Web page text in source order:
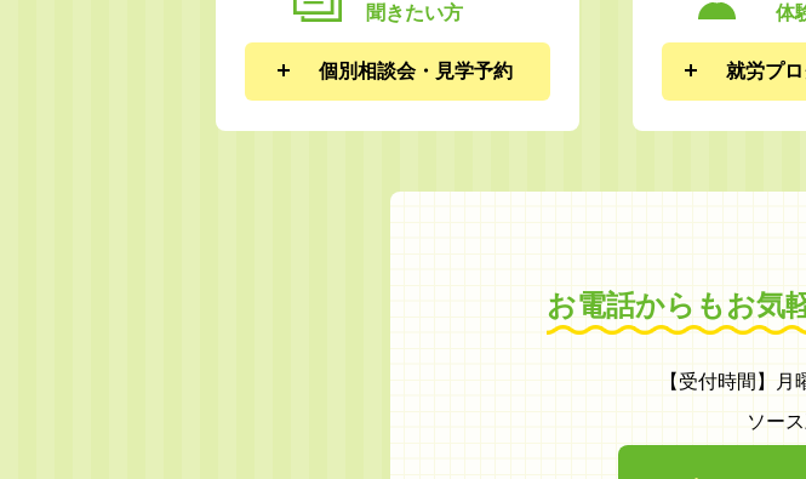
聞きたい方
個別相談会・見学予約
体
就労プ
お電話からもお気
【受付時間】
ソー